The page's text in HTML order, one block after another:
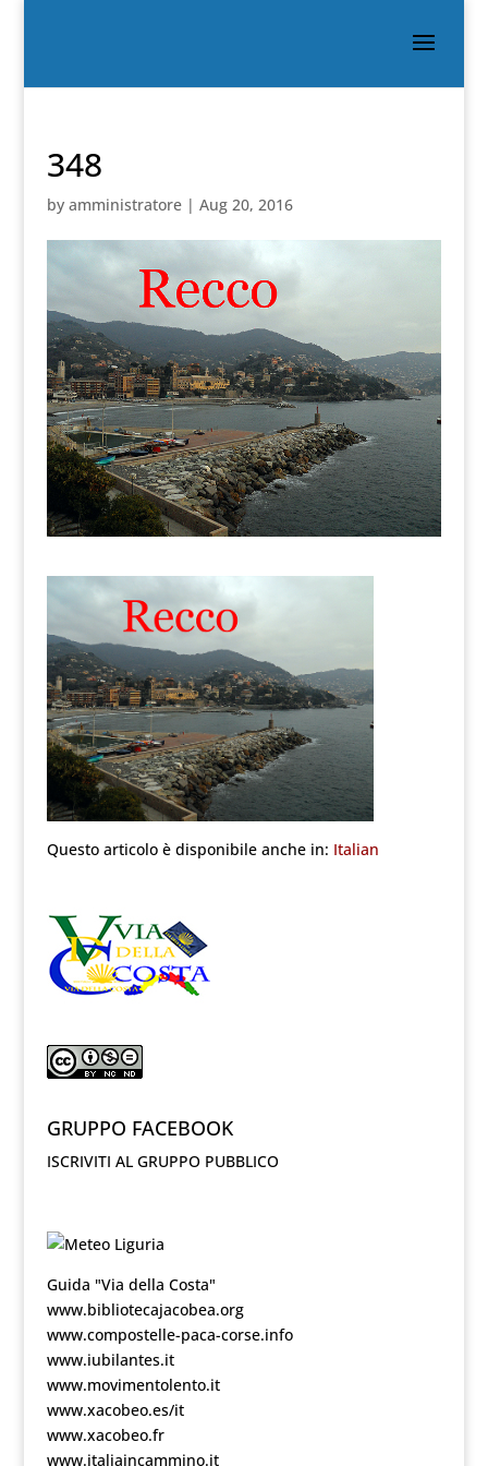
348
by amministratore| Aug 20, 2016
Questo articolo è disponibile anche in: Italian
GRUPPO FACEBOOK
ISCRIVITI AL GRUPPO PUBBLICO
Guida "Via della Costa"
www.bibliotecajacobea.org
www.compostelle-paca-corse.info
www.iubilantes.it
www.movimentolento.it
www.xacobeo.es/it
www.xacobeo.fr
www.italiaincammino.it